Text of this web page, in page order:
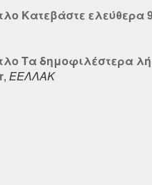
Κατεβάστε ελεύθερα
Τα δημοφιλέστερα
, ΕΕΛΛΑΚ